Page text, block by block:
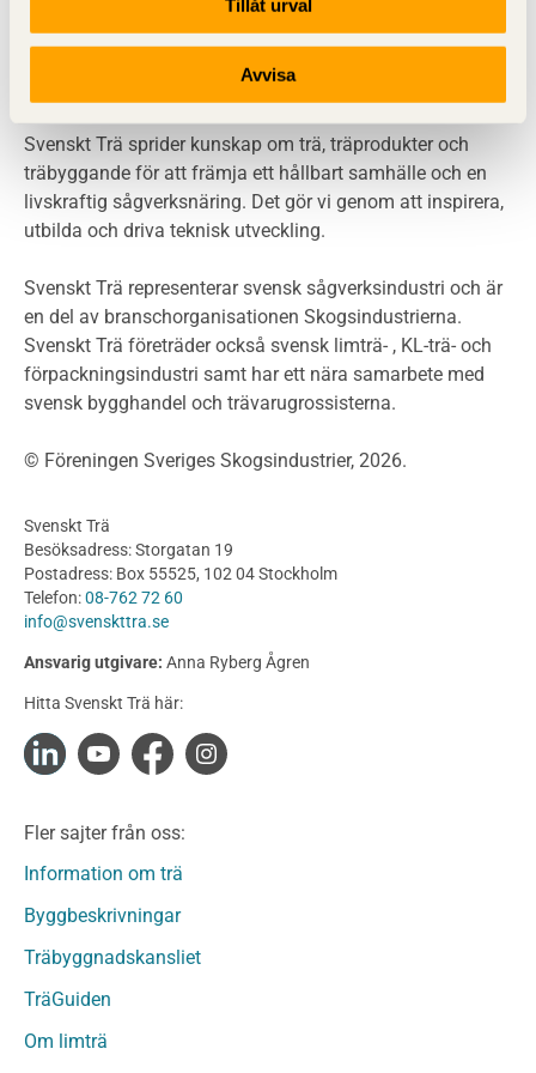
Tillåt urval
Avvisa
Miljöeffekter
Miljöpolitik och miljömål
Miljödeklarationer och märkning
Termer och förkortningar
Planering
Klimatkalkylator hallar
Projektering av trähus - generellt
Byggsystem
Fasadsystem i skivmaterial
Bullerskärmar och andra utomhuskonstruktioner
Byggnation och utförande
Utförande
Produkter
Konstruktionsvirke
Konstruktionsvirke Behandlat
Konstruktionsvirke Fingerskarvat
Konstruktionsvirke Fingerskarvat Obehandlat
Limträ
Fanerträ
Fanerträ Obehandlat
Träpanel och Utvändig beklädnad Behandlat
Träpanel och utvändig beklädnad Obehandlat
Trägolv
Svenskt Trä sprider kunskap om trä, träprodukter och
träbyggande för att främja ett hållbart samhälle och en
livskraftig sågverksnäring. Det gör vi genom att inspirera,
utbilda och driva teknisk utveckling.
Svenskt Trä representerar svensk sågverksindustri och är
en del av branschorganisationen Skogsindustrierna.
Svenskt Trä företräder också svensk limträ- , KL-trä- och
förpackningsindustri samt har ett nära samarbete med
svensk bygghandel och trävarugrossisterna.
© Föreningen Sveriges Skogsindustrier, 2026.
Svenskt Trä
Besöksadress: Storgatan 19
Postadress: Box 55525, 102 04 Stockholm
Telefon:08-762 72 60
info@svenskttra.se
Ansvarig utgivare: Anna Ryberg Ågren
Hitta Svenskt Trä här:
Fler sajter från oss:
Information om trä
Byggbeskrivningar
Träbyggnadskansliet
TräGuiden
Om limträ